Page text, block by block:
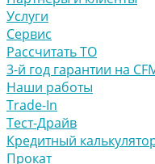
Услуги
Сервис
Рассчитать ТО
3-й год гарантии на
Наши работы
Trade-In
Тест-Драйв
Кредитный
Прокат